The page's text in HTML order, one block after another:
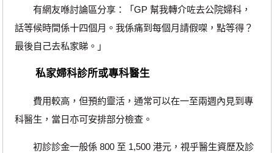
有網友喺討論區分享：「GP 幫我轉介咗去公院婦科，
話等候時間係十四個月。我係痛到每個月請假㗎，點等得？
最後自己去私家睇。」
私家婦科診所或專科醫生
費用較高，但預約靈活，通常可以在一至兩週內見到專
科醫生，當日亦可安排部分檢查。
初診診金一般係 800 至 1,500 港元，視乎醫生資歷及診